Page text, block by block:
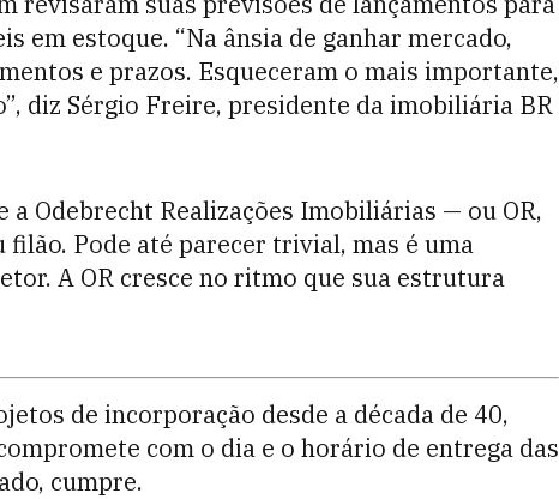
em estoque. “Na ânsia de ganhar mercado,
e prazos. Esqueceram o mais importante,
diz Sérgio Freire, presidente da imobiliária BR
Odebrecht Realizações Imobiliárias — ou OR,
Pode até parecer trivial, mas é uma
A OR cresce no ritmo que sua estrutura
de incorporação desde a década de 40,
com o dia e o horário de entrega das
cumpre.